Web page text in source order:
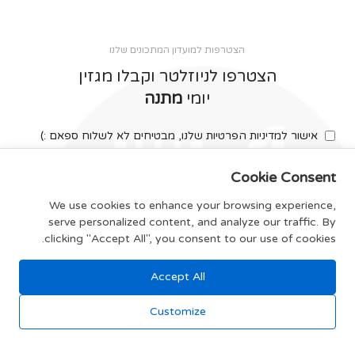
הצטרפות למועדון המתכונים שלנו
הצטרפו לניוזלטר וקבלו מגזין
יומי מתנה
אישור למדיניות הפרטיות שלנו, מבטיחים לא לשלוח ספאם :)
צרפו אותי
תקנון האתר
Cookie Consent
We use cookies to enhance your browsing experience,
serve personalized content, and analyze our traffic. By
clicking "Accept All", you consent to our use of cookies.
Accept All
Customize